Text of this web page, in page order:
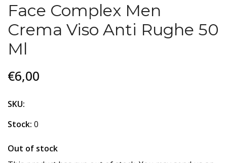
Face Complex Men
Crema Viso Anti Rughe 50
Ml
€6,00
SKU:
Stock: 0
Out of stock